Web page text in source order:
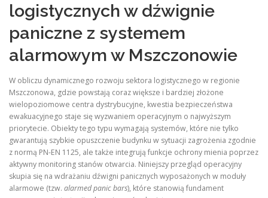
logistycznych w dźwignie
paniczne z systemem
alarmowym w Mszczonowie
W obliczu dynamicznego rozwoju sektora logistycznego w regionie
Mszczonowa, gdzie powstają coraz większe i bardziej złożone
wielopoziomowe centra dystrybucyjne, kwestia bezpieczeństwa
ewakuacyjnego staje się wyzwaniem operacyjnym o najwyższym
priorytecie. Obiekty tego typu wymagają systemów, które nie tylko
gwarantują szybkie opuszczenie budynku w sytuacji zagrożenia zgodnie
z normą PN-EN 1125, ale także integrują funkcje ochrony mienia poprzez
aktywny monitoring stanów otwarcia. Niniejszy przegląd operacyjny
skupia się na wdrażaniu dźwigni panicznych wyposażonych w moduły
alarmowe (tzw. alarmed panic bars), które stanowią fundament